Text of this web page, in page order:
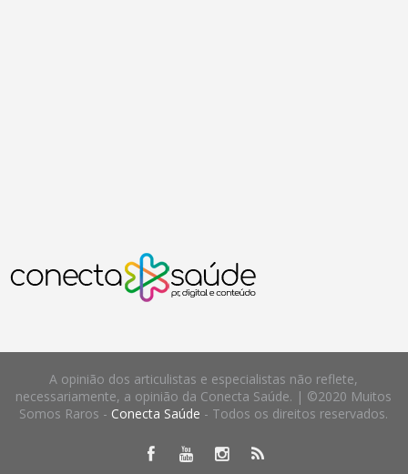
A opinião dos articulistas e especialistas não reflete,
necessariamente, a opinião da Conecta Saúde. | ©2020 Muitos
Somos Raros - Conecta Saúde - Todos os direitos reservados.